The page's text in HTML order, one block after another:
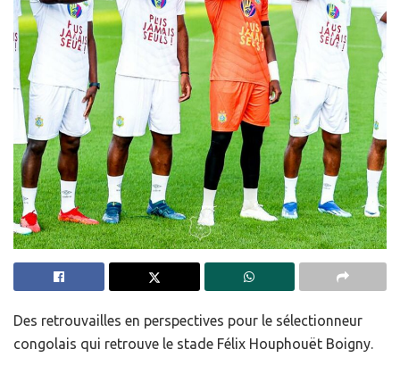
Des retrouvailles en perspectives pour le sélectionneur
congolais qui retrouve le stade Félix Houphouët Boigny.